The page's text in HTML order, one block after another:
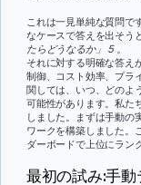
これは一見単純な質問で
なケースで答えを出そう
たらどうなるか」 5 。
それに対する明確な答え
制御、コスト効率、プラ
関しては、いつ、どのよ
可能性があります。私た
しました。まずは手動の
ワークを構築しました。
ダーボードで上位にラン
最初の試み:手動